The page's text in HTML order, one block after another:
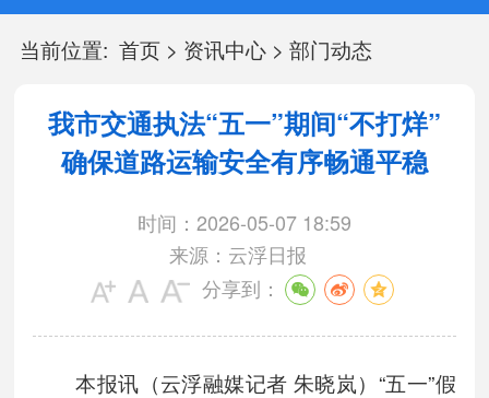
当前位置: 首页> 资讯中心> 部门动态
我市交通执法“五一”期间“不打烊”
确保道路运输安全有序畅通平稳
时间：2026-05-07 18:59
来源：云浮日报
分享到：
本报讯（云浮融媒记者 朱晓岚）“五一”假